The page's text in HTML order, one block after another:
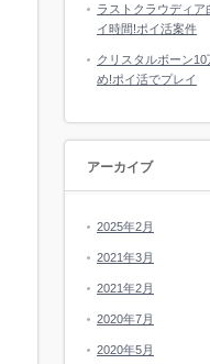
ラストクラウディ
イ時間!ポイ活案件
クリスタルボーン
め!ポイ活でプレイ
アーカイブ
2025年2月
2021年3月
2021年2月
2020年7月
2020年5月